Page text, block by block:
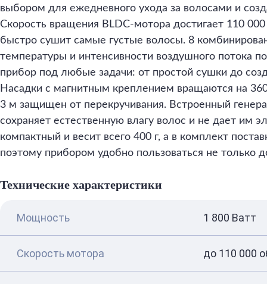
выбором для ежедневного ухода за волосами и
Скорость вращения BLDC-мотора достигает 110
быстро сушит самые густые волосы. 8
температуры и интенсивности воздушного потока
прибор под любые задачи: от простой сушки до
Насадки с магнитным креплением вращаются на
3 м защищен от перекручивания. Встроенный
сохраняет естественную влагу волос и не дает им
компактный и весит всего 400 г, а в комплект
поэтому прибором удобно пользоваться не только
Технические характеристики
Мощность 1 800 Ватт
Скорость мотора до 110 000